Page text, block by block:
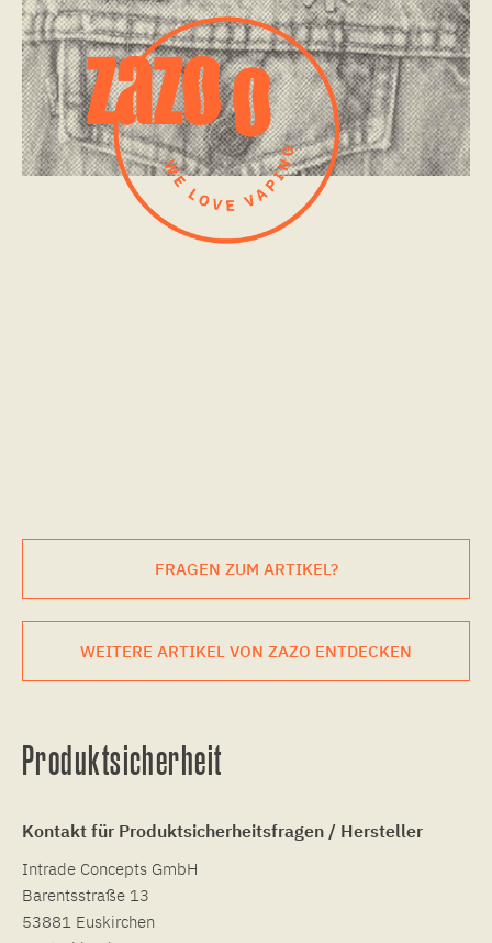
FRAGEN ZUM ARTIKEL?
WEITERE ARTIKEL VON ZAZO ENTDECKEN
Produktsicherheit
Kontakt für Produktsicherheitsfragen / Hersteller
Intrade Concepts GmbH
Barentsstraße 13
53881 Euskirchen